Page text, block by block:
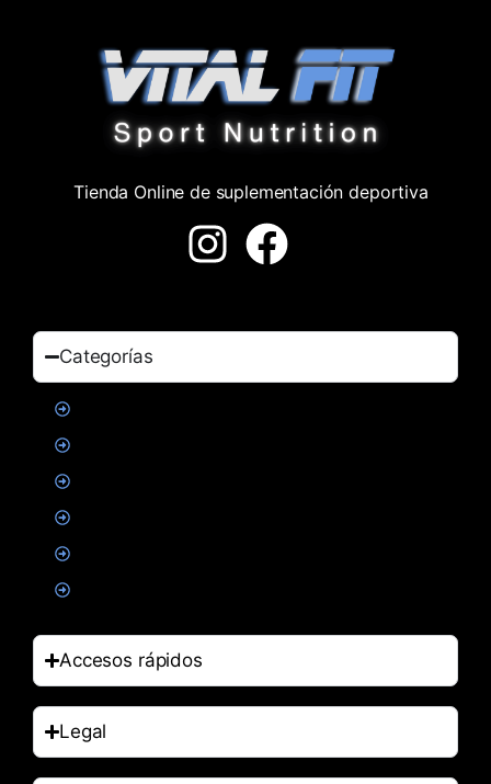
Tienda Online de suplementación deportiva
Categorías
Accesos rápidos
Legal